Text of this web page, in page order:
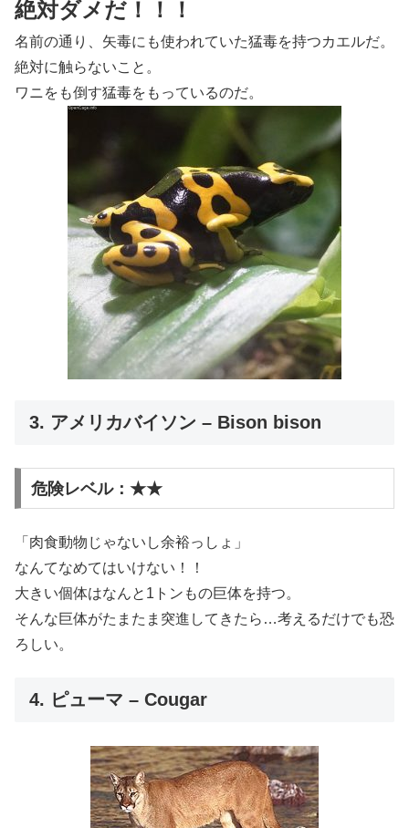
絶対ダメだ！！！
名前の通り、矢毒にも使われていた猛毒を持つカエルだ。
絶対に触らないこと。
ワニをも倒す猛毒をもっているのだ。
3. アメリカバイソン – Bison bison
危険レベル：★★
「肉食動物じゃないし余裕っしょ」
なんてなめてはいけない！！
大きい個体はなんと1トンもの巨体を持つ。
そんな巨体がたまたま突進してきたら…考えるだけでも恐
ろしい。
4. ピューマ – Cougar